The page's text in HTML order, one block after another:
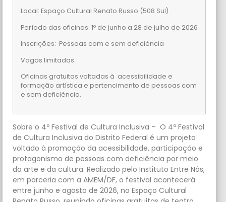
Local: Espaço Cultural Renato Russo (508 Sul)
Período das oficinas: 1º de junho a 28 de julho de 2026
Inscrições: Pessoas com e sem deficiência
Vagas limitadas
Oficinas gratuitas voltadas à acessibilidade e
formação artística e pertencimento de pessoas com
e sem deficiência.
Sobre o 4º Festival de Cultura Inclusiva – O 4º Festival
de Cultura Inclusiva do Distrito Federal é um projeto
voltado à promoção da acessibilidade, participação e
protagonismo de pessoas com deficiência por meio
da arte e da cultura. Realizado pelo Instituto Entre Nós,
em parceria com a AMEM/DF, o festival acontecerá
entre junho e agosto de 2026, no Espaço Cultural